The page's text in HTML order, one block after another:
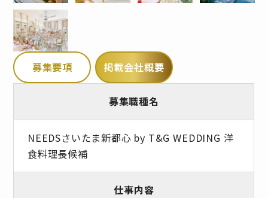
募集要項 掲載会社概要
募集職種名
NEEDSさいたま新都心 by T&G WEDDING 洋
食料理長候補
仕事内容